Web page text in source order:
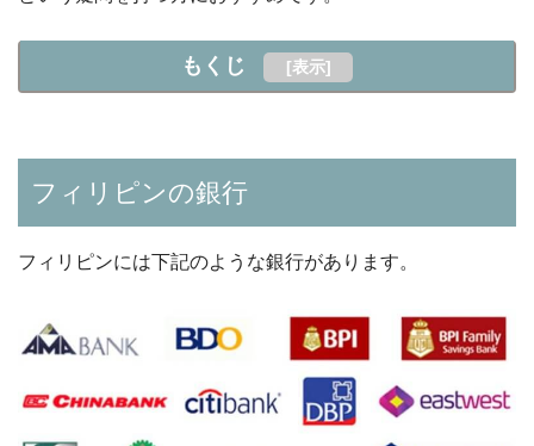
もくじ [表示]
フィリピンの銀行
フィリピンには下記のような銀行があります。